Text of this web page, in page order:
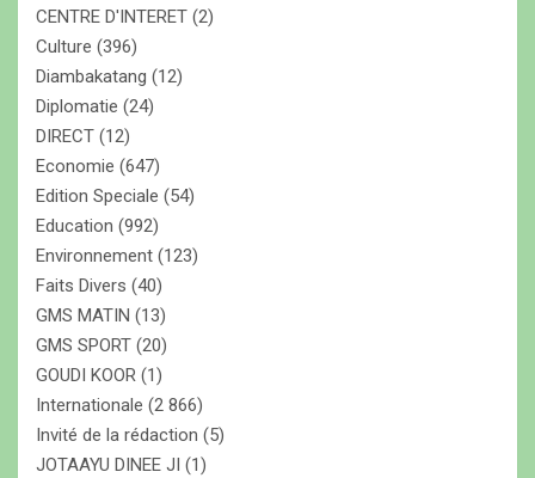
CENTRE D'INTERET (2)
Culture (396)
Diambakatang (12)
Diplomatie (24)
DIRECT (12)
Economie (647)
Edition Speciale (54)
Education (992)
Environnement (123)
Faits Divers (40)
GMS MATIN (13)
GMS SPORT (20)
GOUDI KOOR (1)
Internationale (2 866)
Invité de la rédaction (5)
JOTAAYU DINEE JI (1)